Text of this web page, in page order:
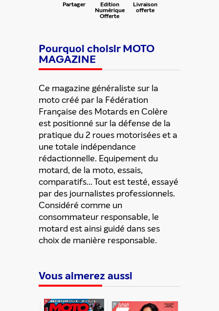
Partager Edition
Numérique
Offerte
Livraison
offerte
Partager cette offre
ENVOYER
Pourquoi choisir MOTO
MAGAZINE
Ce magazine généraliste sur la
moto créé par la Fédération
Française des Motards en Colère
est positionné sur la défense de la
pratique du 2 roues motorisées et a
une totale indépendance
rédactionnelle. Equipement du
motard, de la moto, essais,
comparatifs... Tout est testé, essayé
par des journalistes professionnels.
Considéré comme un
consommateur responsable, le
motard est ainsi guidé dans ses
choix de manière responsable.
Vous aimerez aussi